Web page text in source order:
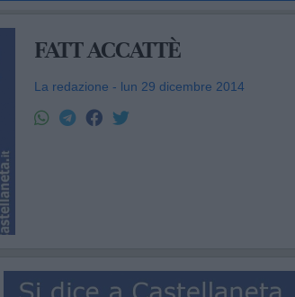
FATT ACCATTÈ
La redazione - lun 29 dicembre 2014